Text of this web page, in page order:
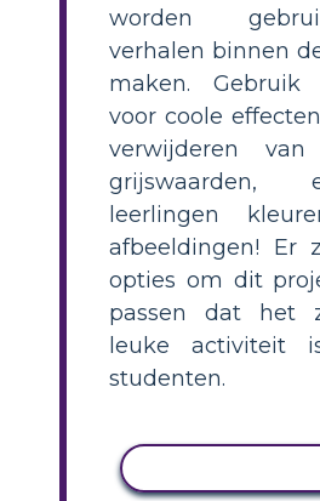
worden
verhalen binnen
maken.
voor coole
verwijderen
leerlingen
afbeeldingen! Er
opties om dit
passen dat het
leuke activiteit
studenten.